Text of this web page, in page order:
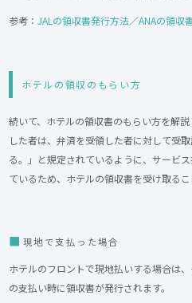
参考：JALの領収書発行方法／ANAの領収
ホテルの領収のもらい方
続いて、ホテルの領収書のもらい方を解
した者は、弁済を受領した者に対して受
る。」と規定されているように、サービ
ているため、ホテルの領収書を受け取るこ
現地で支払った場合
ホテルのフロントで現地払いする場合は
の支払い時に領収書が発行されます。